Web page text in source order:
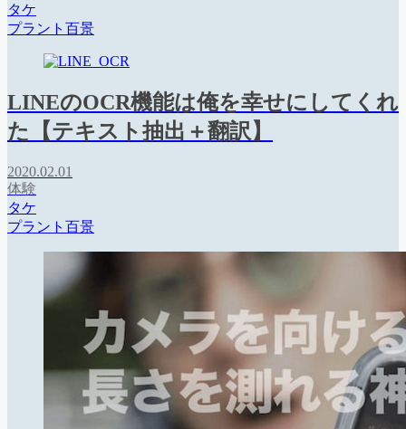
タケ
プラント百景
LINEのOCR機能は俺を幸せにしてくれ
た【テキスト抽出＋翻訳】
2020.02.01
体験
タケ
プラント百景